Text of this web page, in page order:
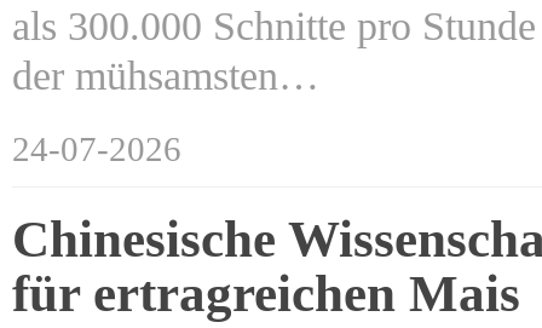
als 300.000 Schnitte pro
der mühsamsten…
24-07-2026
Chinesische
für ertragreichen Mais